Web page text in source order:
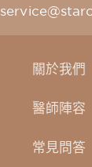
關於我們
醫師陣容
常見問答